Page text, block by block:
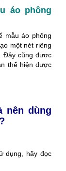
áo phông
mẫu áo phông
một nét riêng
Đây cũng được
thể hiện được
nên dùng
dụng, hãy đọc